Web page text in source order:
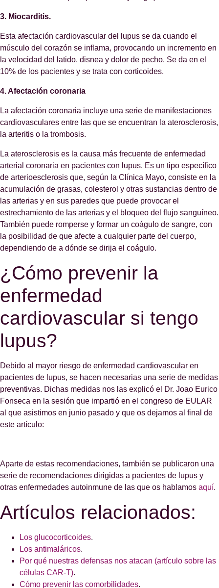
3. Miocarditis.
Esta afectación cardiovascular del lupus se da cuando el
músculo del corazón se inflama, provocando un incremento en
la velocidad del latido, disnea y dolor de pecho. Se da en el
10% de los pacientes y se trata con corticoides.
4. Afectación coronaria
La afectación coronaria incluye una serie de manifestaciones
cardiovasculares entre las que se encuentran la aterosclerosis,
la arteritis o la trombosis.
La aterosclerosis es la causa más frecuente de enfermedad
arterial coronaria en pacientes con lupus. Es un tipo específico
de arterioesclerosis que, según la Clínica Mayo, consiste en la
acumulación de grasas, colesterol y otras sustancias dentro de
las arterias y en sus paredes que puede provocar el
estrechamiento de las arterias y el bloqueo del flujo sanguíneo.
También puede romperse y formar un coágulo de sangre, con
la posibilidad de que afecte a cualquier parte del cuerpo,
dependiendo de a dónde se dirija el coágulo.
¿Cómo prevenir la
enfermedad
cardiovascular si tengo
lupus?
Debido al mayor riesgo de enfermedad cardiovascular en
pacientes de lupus, se hacen necesarias una serie de medidas
preventivas. Dichas medidas nos las explicó el Dr. Joao Eurico
Fonseca en la sesión que impartió en el congreso de EULAR
al que asistimos en junio pasado y que os dejamos al final de
este artículo:
Aparte de estas recomendaciones, también se publicaron una
serie de recomendaciones dirigidas a pacientes de lupus y
otras enfermedades autoinmune de las que os hablamos aquí.
Artículos relacionados:
Los glucocorticoides.
Los antimaláricos.
Por qué nuestras defensas nos atacan (artículo sobre las
células CAR-T).
Cómo prevenir las comorbilidades.